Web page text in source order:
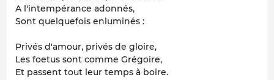
A l'intempérance adonnés,
Sont quelquefois enluminés :
Privés d'amour, privés de gloire,
Les foetus sont comme Grégoire,
Et passent tout leur temps à boire.